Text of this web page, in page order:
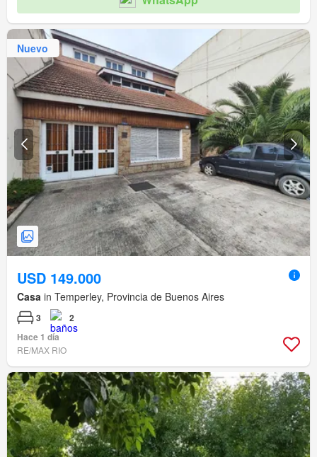
Nuevo
USD 149.000
Casa in Temperley, Provincia de Buenos Aires
3
2
Hace 1 día
RE/MAX RIO